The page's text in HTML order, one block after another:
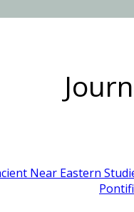
Near Eastern